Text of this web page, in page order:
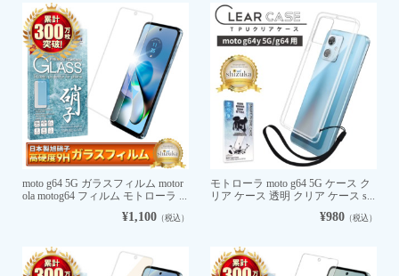
moto g64 5G ガラスフィルム motor
ola motog64 フィルム モトローラ ...
¥1,100（税込）
モトローラ moto g64 5G ケース ク
リア ケース 透明 クリア ケース s...
¥980 （税込）